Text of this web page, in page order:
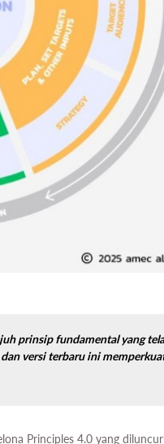
prinsip fundamental yang
versi terbaru ini
Principles 4.0 yang